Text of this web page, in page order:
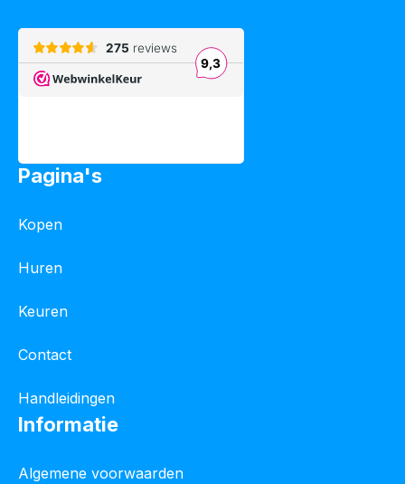
Pagina's
Kopen
Huren
Keuren
Contact
Handleidingen
Informatie
Algemene voorwaarden